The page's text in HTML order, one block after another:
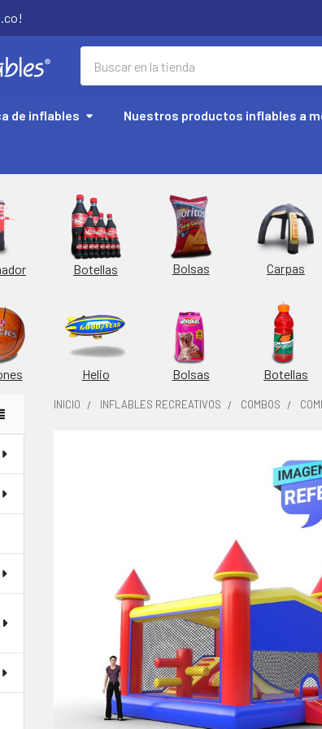
de inflables Nuestros productos inflables a
Botellas Bolsas Carpas
Helio Bolsas Botellas
INICIO INFLABLES RECREATIVOS COMBOS
AGREGAR
SELECCIONADOS
AL CARRITO